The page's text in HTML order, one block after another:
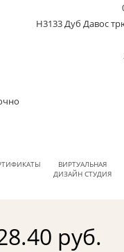
H3133 Дуб Давос
ВИРТУАЛЬНАЯ
ДИЗАЙН СТУДИЯ
руб.